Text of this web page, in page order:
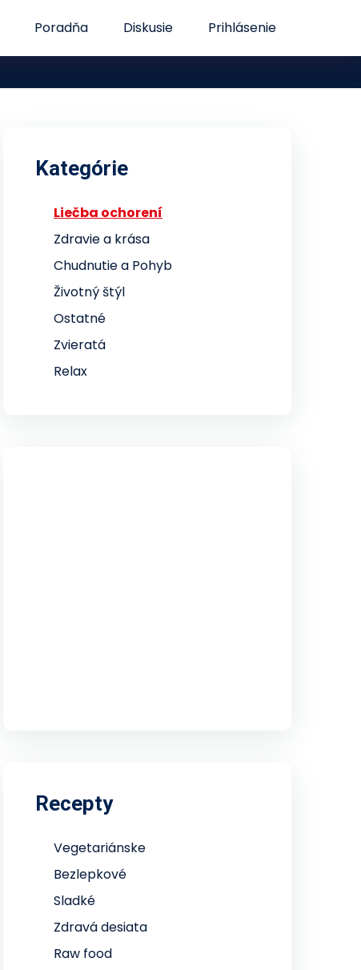
Poradňa Diskusie Prihlásenie
Kategórie
Liečba ochorení
Zdravie a krása
Chudnutie a Pohyb
Životný štýl
Ostatné
Zvieratá
Relax
Recepty
Vegetariánske
Bezlepkové
Sladké
Zdravá desiata
Raw food